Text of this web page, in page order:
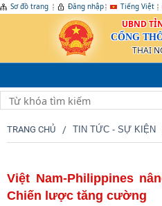
Sơ đồ trang Đăng nhập Tiếng Việt
UBND
CỔNG
THAI
TRANG CHỦ TIN TỨC - SỰ KIỆN
Việt Nam-Philippines
Chiến lược tăng cường